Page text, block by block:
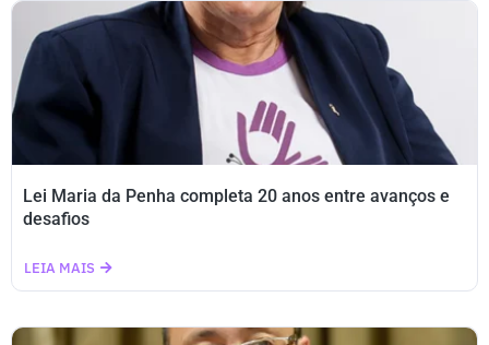
Lei Maria da Penha completa 20 anos entre avanços e
desafios
LEIA MAIS